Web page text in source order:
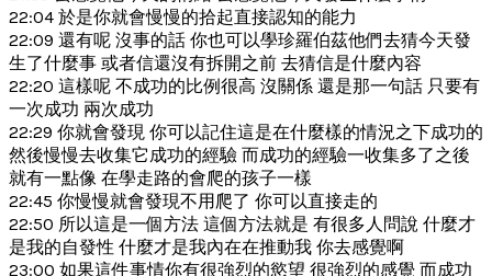
22:04 於是你就會慢慢的拾起直接認知的能力
22:09 還有呢 沒事的話 你也可以學珍羅伯茲他們去猜今天發
生了什麼事 或者信還沒有拆開之前 去猜信是什麼內容
22:20 這樣呢 不成功的比例很高 沒關係 還是那一句話 只要有
一次成功 兩次成功
22:29 你就會發現 你可以記住這是在什麼樣的情況之下成功的
然後慢慢去收集它成功的經驗 而成功的經驗一收集多了之後
就有一點像 在學走路的會爬的孩子一樣
22:45 你慢慢就會發現不用爬了 你可以直接走的
22:50 所以這是一個方法 這個方法就是 有很多人問說 什麼才
是我的自發性 什麼才是我內在在推動我 你去感覺啊
23:00 如果這件事情你有很強烈的慾望 很強烈的感覺 而成功